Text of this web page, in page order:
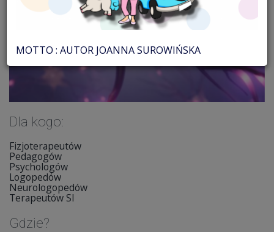
Dla kogo:
Fizjoterapeutów
Pedagogów
Psychologów
Logopedów
Neurologopedów
Terapeutów SI
Gdzie?
MOTTO : AUTOR JOANNA SUROWIŃSKA